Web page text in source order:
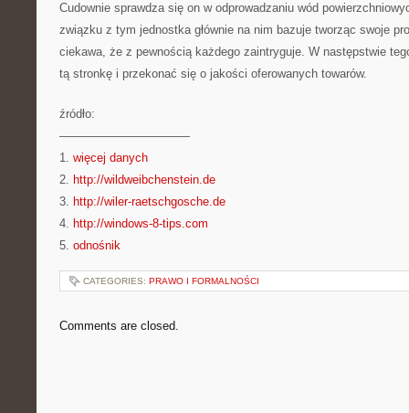
Cudownie sprawdza się on w odprowadzaniu wód
związku z tym jednostka głównie na nim bazuje tworząc swoje
ciekawa, że z pewnością każdego zaintryguje. W następstwie
tą stronkę i przekonać się o jakości oferowanych towarów.
źródło:
———————————
1. więcej danych
2. http://wildweibchenstein.de
3. http://wiler-raetschgosche.de
4. http://windows-8-tips.com
5. odnośnik
CATEGORIES: PRAWO I FORMALNOŚCI
Comments are closed.